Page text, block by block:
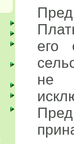
его
не